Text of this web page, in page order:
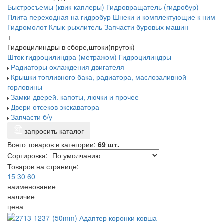
Быстросъемы (квик-каплеры) Гидровращатель (гидробур)
Плита переходная на гидробур Шнеки и комплектующие к ним
Гидромолот Клык-рыхлитель Запчасти буровых машин
+ -
Гидроцилиндры в сборе,штоки(пруток)
Шток гидроцилиндра (метражом) Гидроцилиндры
Радиаторы охлаждения двигателя
Крышки топливного бака, радиатора, маслозаливной
горловины
Замки дверей. капоты, лючки и прочее
Двери отсеков экскаватора
Запчасти б/у
запросить каталог
Всего товаров в категории: 69 шт.
Сортировка:
Товаров на странице:
15 30 60
наименование
наличие
цена